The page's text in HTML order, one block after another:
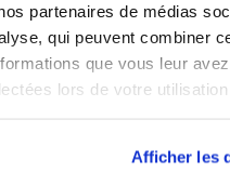
partenaires de médias
qui peuvent combiner
que vous leur
lors de votre
Afficher les
favorite_border